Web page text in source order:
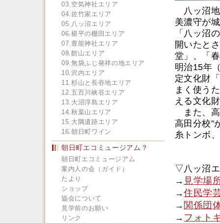
03.空気神社エリア
04.佐竹家エリア
05.八ッ沼エリア
06.椹平の棚田エリア
07.豊龍神社エリア
08.館山エリア
09.無袋ふじ発祥の地エリア
10.沢内エリア
11.杉山と長谷地エリア
12.五百川峡谷エリア
13.大沼浮島エリア
14.秋葉山エリア
15.大隅遺跡エリア
16.朝日町ワイン
朝日町エコミュージアム？
朝日町エコミュージアム
案内人の会（ガイド）
たより
ショップ
協会について
見学前のお願い
リンク
八ッ沼地
美濃守が
「八ッ沼
開いたと
堂」、「
明治15年
定文化財
まく使う
える文化
また、高
高田分校”
糸トンボ
▽八ッ沼
→ 見学場
→住民学
→ 関係団
→ フォト